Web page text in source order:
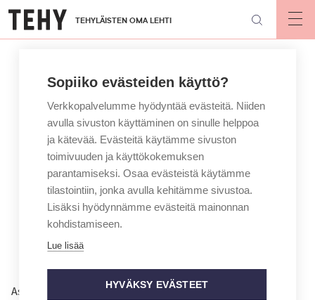
Hyppää
pääsisältöön
TEHYLÄISTEN OMA LEHTI
Asiantuntija vastaa
Sopiiko evästeiden käyttö?
Verkkopalvelumme hyödyntää evästeitä. Niiden
avulla sivuston käyttäminen on sinulle helppoa
ja kätevää. Evästeitä käytämme sivuston
toimivuuden ja käyttökokemuksen
parantamiseksi. Osaa evästeistä käytämme
tilastointiin, jonka avulla kehitämme sivustoa.
Lisäksi hyödynnämme evästeitä mainonnan
kohdistamiseen.
Lue lisää
HYVÄKSY EVÄSTEET